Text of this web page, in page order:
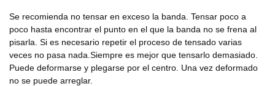
Se recomienda no tensar en exceso la banda. Tensar poco a
poco hasta encontrar el punto en el que la banda no se frena al
pisarla. Si es necesario repetir el proceso de tensado varias
veces no pasa nada.Siempre es mejor que tensarlo demasiado.
Puede deformarse y plegarse por el centro. Una vez deformado
no se puede arreglar.